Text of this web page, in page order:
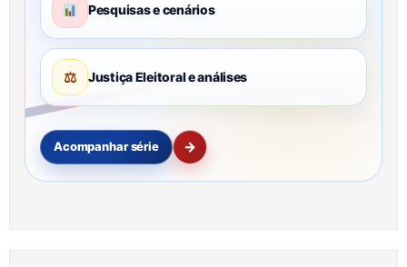
Pesquisas e cenários
⚖ Justiça Eleitoral e análises
Acompanhar série →